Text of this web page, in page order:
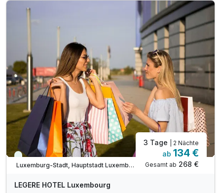
inkl. Wander-Infomaterial
inkl. Nutzung des Sauna- und Fitnessbereichs
inkl. WLAN Nutzung
inkl. Außenparkplatz am Hotel nach Verfügbarkeit
inkl. Nutzung aller öffentlichen Verkehrsmittel
Immer verfügbar
Luxemburg-Stadt, Hauptstadt Luxemburg
3 Tage | 2 Nächte
ab 134 €
Gesamt ab 268 €
LEGERE HOTEL Luxembourg